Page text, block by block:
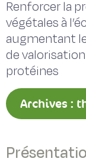
Renforcer la
végétales à
augmentant
de
protéines
Archives :